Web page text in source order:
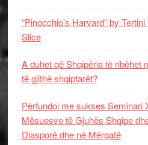
“Pinocchio’s Harvard” by
Slice
A duhet që Shqipëria të ribëhet
të gjithë shqiptarët?
Përfundoi me sukses Seminari
Mësuesve të Gjuhës Shqipe
Diasporë dhe në Mërgatë